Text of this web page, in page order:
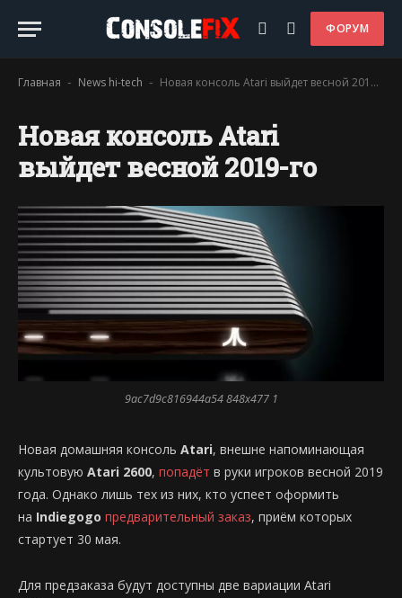
ФОРУМ
Главная - News hi-tech - Новая консоль Atari выйдет весной 2019-го
Новая консоль Atari
выйдет весной 2019-го
9ac7d9c816944a54 848x477 1
Новая домашняя консоль Atari, внешне напоминающая
культовую Atari 2600, попадёт в руки игроков весной 2019
года. Однако лишь тех из них, кто успеет оформить
на Indiegogo предварительный заказ, приём которых
стартует 30 мая.
Для предзаказа будут доступны две вариации Atari